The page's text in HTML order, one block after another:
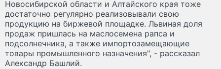
Новосибирской области и Алтайского края тоже
достаточно регулярно реализовывали свою
продукцию на биржевой площадке. Львиная доля
продаж пришлась на маслосемена рапса и
подсолнечника, а также импортозамещающие
товары промышленного назначения", - рассказал
Александр Башлий.